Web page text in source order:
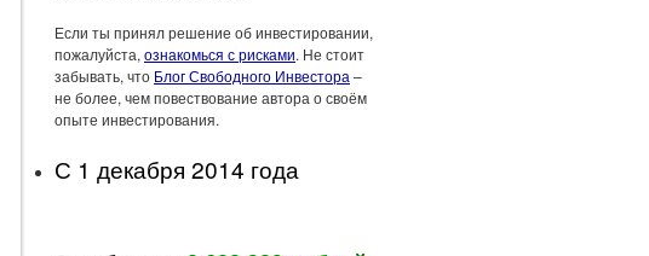
Если ты принял решение об инвестировании,
пожалуйста, ознакомься с рисками. Не стоит
забывать, что Блог Свободного Инвестора –
не более, чем повествование автора о своём
опыте инвестирования.
С 1 декабря 2014 года